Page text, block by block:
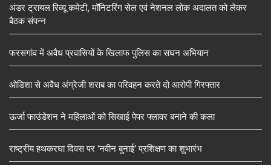
अंडर ट्रायल रिव्यू कमेटी, मॉनिटरिंग सेल एवं नेशनल लोक अदालत को लेकर
बैठक संपन्न
फरसगांव में अवैध प्रवासियों के खिलाफ पुलिस का सघन अभियान
ओडिशा से अवैध अंग्रेजी शराब का परिवहन करते दो आरोपी गिरफ्तार
ऊर्जा फाउंडेशन ने महिलाओं को सिखाई पेपर फ्लावर बनाने की कला
राष्ट्रीय हथकरघा दिवस पर ‘नवीन बुनाई’ प्रशिक्षण का शुभारंभ